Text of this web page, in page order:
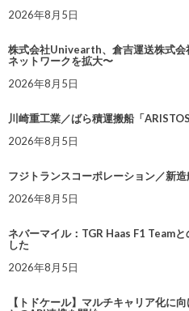
2026年8月5日
株式会社Univearth、倉吉運送株式会
ネットワークを拡大〜
2026年8月5日
川崎重工業／ばら積運搬船「
2026年8月5日
フジトランスコーポレーション／新
2026年8月5日
ネバーマイル：TGR Haas F1 Team
した
2026年8月5日
【トドケール】マルチキャリア化に